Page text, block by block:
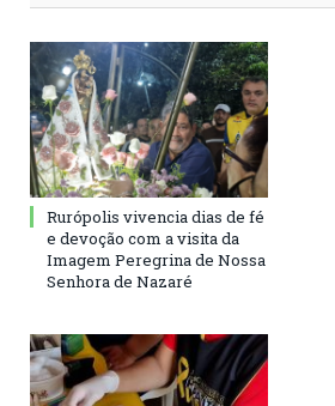
Rurópolis vivencia dias de fé
e devoção com a visita da
Imagem Peregrina de Nossa
Senhora de Nazaré